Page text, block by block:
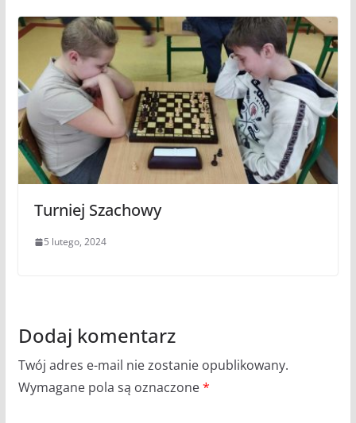
Turniej Szachowy
5 lutego, 2024
Dodaj komentarz
Twój adres e-mail nie zostanie opublikowany.
Wymagane pola są oznaczone*